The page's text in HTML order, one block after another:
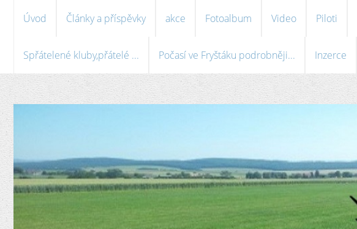
Úvod Články a příspěvky akce Fotoalbum Video Piloti
Spřátelené kluby,přátelé ... Počasí ve Fryštáku podrobněji... Inzerce